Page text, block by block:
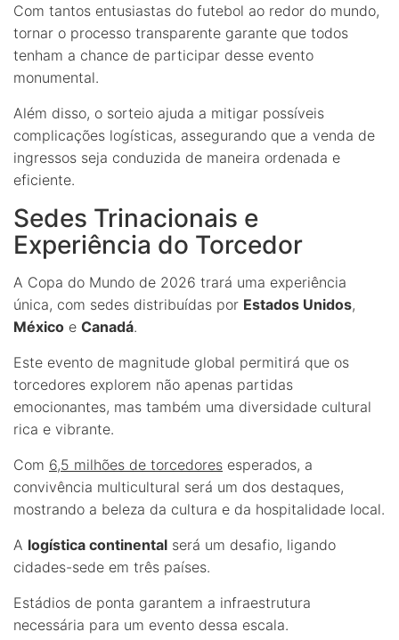
Com tantos entusiastas do futebol ao redor do mundo,
tornar o processo transparente garante que todos
tenham a chance de participar desse evento
monumental.
Além disso, o sorteio ajuda a mitigar possíveis
complicações logísticas, assegurando que a venda de
ingressos seja conduzida de maneira ordenada e
eficiente.
Sedes Trinacionais e
Experiência do Torcedor
A Copa do Mundo de 2026 trará uma experiência
única, com sedes distribuídas por Estados Unidos,
México e Canadá.
Este evento de magnitude global permitirá que os
torcedores explorem não apenas partidas
emocionantes, mas também uma diversidade cultural
rica e vibrante.
Com 6,5 milhões de torcedores esperados, a
convivência multicultural será um dos destaques,
mostrando a beleza da cultura e da hospitalidade local.
A logística continental será um desafio, ligando
cidades-sede em três países.
Estádios de ponta garantem a infraestrutura
necessária para um evento dessa escala.